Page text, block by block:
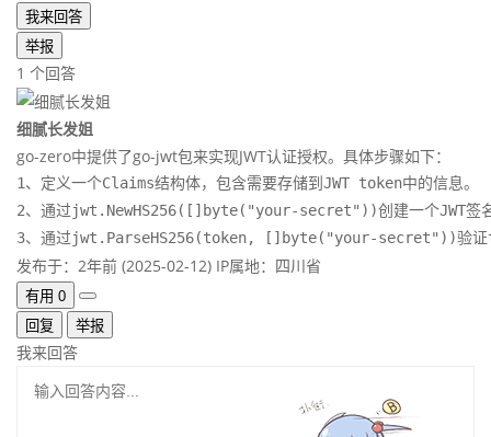
我来回答
举报
1 个回答
细腻长发姐
go-zero中提供了go-jwt包来实现JWT认证授权。具体步骤如下：
1、定义一个Claims结构体，包含需要存储到JWT token中的信息。
2、通过jwt.NewHS256([]byte("your-secret"))创建一个JWT签
3、通过jwt.ParseHS256(token, []byte("your-secret"))验证
发布于：2年前 (2025-02-12) IP属地：四川省
有用 0
回复
举报
我来回答